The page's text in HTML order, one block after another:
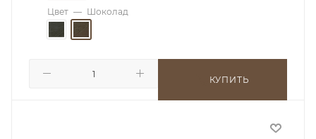
Цвет — Шоколад
КУПИТЬ